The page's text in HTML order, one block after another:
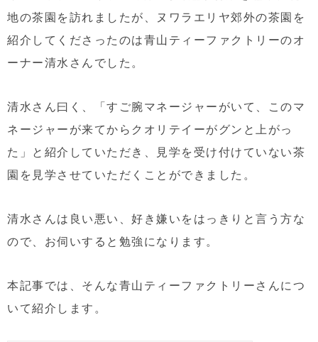
地の茶園を訪れましたが、ヌワラエリヤ郊外の茶園を
紹介してくださったのは青山ティーファクトリーのオ
ーナー清水さんでした。
清水さん曰く、「すご腕マネージャーがいて、このマ
ネージャーが来てからクオリテイーがグンと上がっ
た」と紹介していただき、見学を受け付けていない茶
園を見学させていただくことができました。
清水さんは良い悪い、好き嫌いをはっきりと言う方な
ので、お伺いすると勉強になります。
本記事では、そんな青山ティーファクトリーさんにつ
いて紹介します。